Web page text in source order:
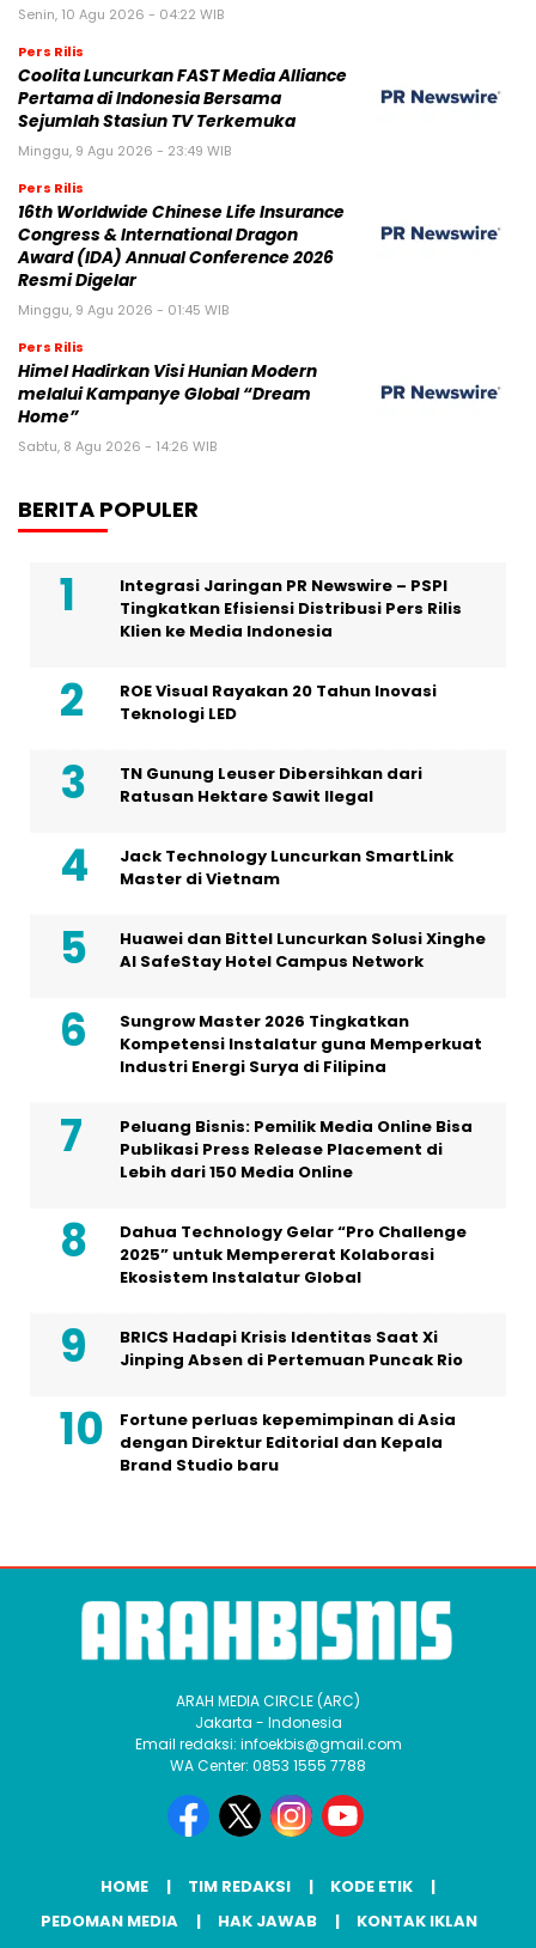
Senin, 10 Agu 2026 - 04:22 WIB
Pers Rilis
Coolita Luncurkan FAST Media Alliance
Pertama di Indonesia Bersama
Sejumlah Stasiun TV Terkemuka
Minggu, 9 Agu 2026 - 23:49 WIB
Pers Rilis
16th Worldwide Chinese Life Insurance
Congress & International Dragon
Award (IDA) Annual Conference 2026
Resmi Digelar
Minggu, 9 Agu 2026 - 01:45 WIB
Pers Rilis
Himel Hadirkan Visi Hunian Modern
melalui Kampanye Global “Dream
Home”
Sabtu, 8 Agu 2026 - 14:26 WIB
BERITA POPULER
Integrasi Jaringan PR Newswire – PSPI
Tingkatkan Efisiensi Distribusi Pers Rilis
Klien ke Media Indonesia
ROE Visual Rayakan 20 Tahun Inovasi
Teknologi LED
TN Gunung Leuser Dibersihkan dari
Ratusan Hektare Sawit Ilegal
Jack Technology Luncurkan SmartLink
Master di Vietnam
Huawei dan Bittel Luncurkan Solusi Xinghe
Al SafeStay Hotel Campus Network
Sungrow Master 2026 Tingkatkan
Kompetensi Instalatur guna Memperkuat
Industri Energi Surya di Filipina
Peluang Bisnis: Pemilik Media Online Bisa
Publikasi Press Release Placement di
Lebih dari 150 Media Online
Dahua Technology Gelar “Pro Challenge
2025” untuk Mempererat Kolaborasi
Ekosistem Instalatur Global
BRICS Hadapi Krisis Identitas Saat Xi
Jinping Absen di Pertemuan Puncak Rio
Fortune perluas kepemimpinan di Asia
dengan Direktur Editorial dan Kepala
Brand Studio baru
ARAH MEDIA CIRCLE (ARC)
Jakarta - Indonesia
Email redaksi: infoekbis@gmail.com
WA Center: 0853 1555 7788
HOME TIM REDAKSI
KODE ETIK
PEDOMAN MEDIA
HAK JAWAB KONTAK IKLAN